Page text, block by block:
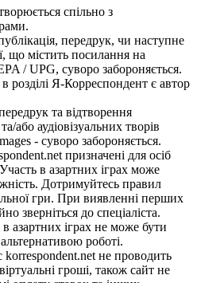
спільно з
передрук, чи наступне
що містить посилання на
/ UPG, суворо забороняється.
розділі Я-Корреспондент є автор
та відтворення
або аудіовізуальних творів
- суворо забороняється.
призначені для осіб
в азартних іграх може
Дотримуйтесь правил
гри. При виявленні перших
зверніться до спеціаліста.
азартних іграх не може бути
роботі.
не проводить
гроші, також сайт не